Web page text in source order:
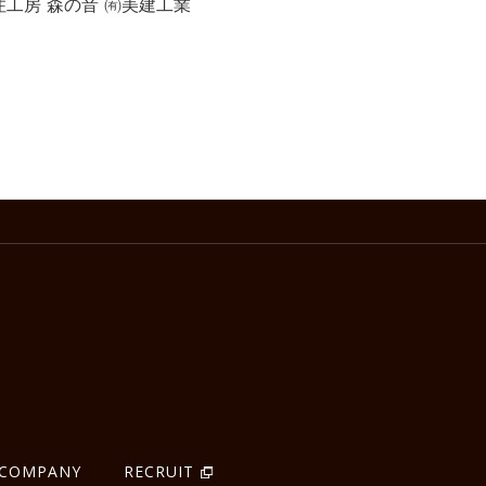
工房 森の音 ㈲美建工業
RECRUIT